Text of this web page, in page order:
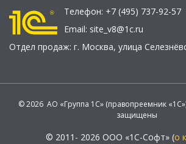
Телефон: +7 (495) 737-92-57
Email: site_v8@1c.ru
Отдел продаж: г. Москва, улица
© 2026 АО «Группа 1С» (правопреемник
защищены
© 2011- 2026 ООО «1С-Софт» (о